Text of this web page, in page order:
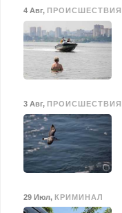
4 Авг, ПРОИСШЕСТВИЯ
3 Авг, ПРОИСШЕСТВИЯ
29 Июл, КРИМИНАЛ